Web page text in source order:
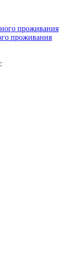
проживания
проживания